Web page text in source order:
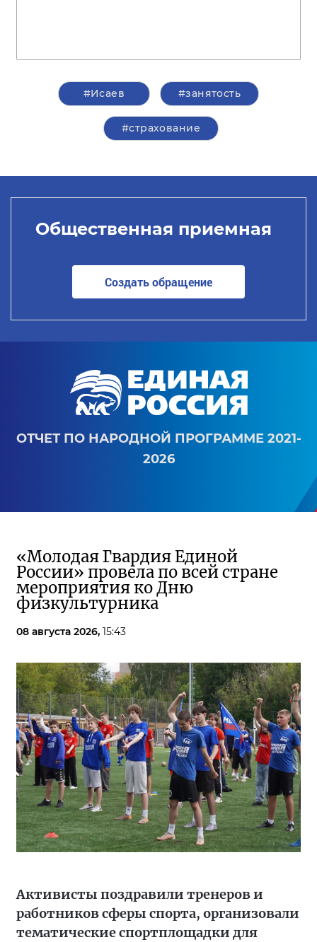
#Исаев #занятость
#страхование
Общественная приемная
Создать обращение
ОТЧЕТ ПО НАРОДНОЙ ПРОГРАММЕ 2021-
2026
«Молодая Гвардия Единой
России» провела по всей стране
мероприятия ко Дню
физкультурника
08 августа 2026, 15:43
Активисты поздравили тренеров и
работников сферы спорта, организовали
тематические спортплощадки для